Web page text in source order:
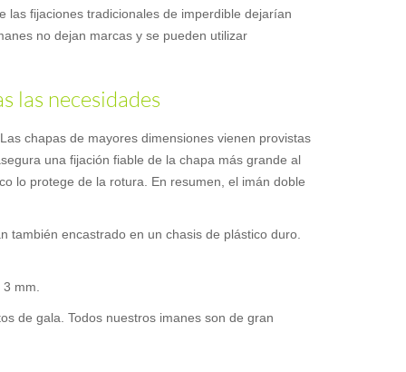
las fijaciones tradicionales de imperdible dejarían
no dejan marcas y se pueden utilizar
las necesidades
chapas de mayores dimensiones vienen provistas
una fijación fiable de la chapa más grande al
lo protege de la rotura. En resumen, el imán doble
también encastrado en un chasis de plástico duro.
3 mm.
de gala. Todos nuestros imanes son de gran